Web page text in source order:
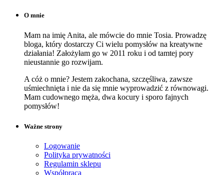
O mnie
Mam na imię Anita, ale mówcie do mnie Tosia. Prowadzę
bloga, który dostarczy Ci wielu pomysłów na kreatywne
działania! Założyłam go w 2011 roku i od tamtej pory
nieustannie go rozwijam.
A cóż o mnie? Jestem zakochana, szczęśliwa, zawsze
uśmiechnięta i nie da się mnie wyprowadzić z równowagi.
Mam cudownego męża, dwa kocury i sporo fajnych
pomysłów!
Ważne strony
Logowanie
Polityka prywatności
Regulamin sklepu
Współpraca